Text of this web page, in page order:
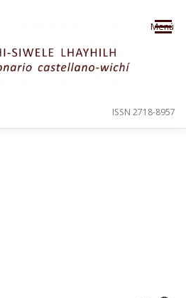
Menú
ISSN 2718-8957